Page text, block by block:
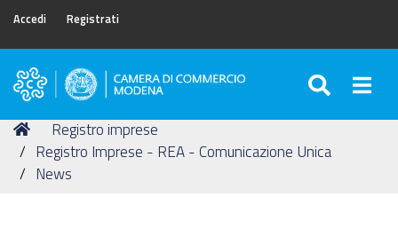
Accedi Registrati
Camera
Commercio
di
Modena
Tu
sei
qui:
Home
Registro imprese
Registro Imprese - REA - Comunicazione Unica
News